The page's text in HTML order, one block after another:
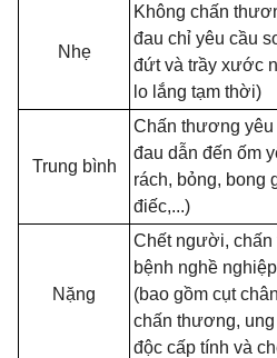
Nhẹ
Không chấn
đau chỉ yêu cầu
đứt và trầy xước
lo lắng tạm thời)
Trung bình
Chấn thương yêu
đau dẫn đến ốm y
rách, bỏng, bong
điếc,...)
Nặng
Chết người, chấn
bệnh nghề
(bao gồm cụt
chấn thương,
độc cấp tính và